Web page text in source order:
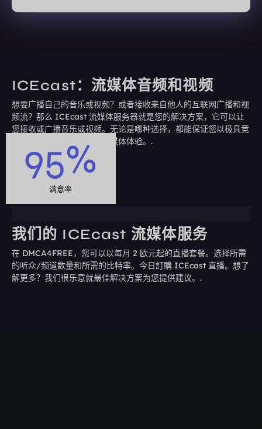
ICEcast：流媒体音频和视频
想要广播自己的音乐或视频？或者接收来自他人的互联网广播和视
频流？那么 ICEcast 流媒体服务器就是您的解决方案，它可以让
您接收或广播音乐或视频。无论是哪种选择，都能保证您以极具竞
争力的价格获得高质量的流媒体体验。.
我们的 ICEcast 流媒体服务
在 DMCA4FREE，您可以以每月 2 欧元起的直播套餐。选择所需
的听众/频道数量和所需的比特率。今日訂購 ICEcast 直播。想了
解更多？我们很乐意就最佳解决方案为您提供建议。.
满意率
95%